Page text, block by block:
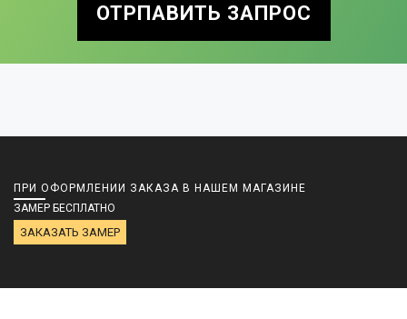
ОТРПАВИТЬ ЗАПРОС
ПРИ ОФОРМЛЕНИИ ЗАКАЗА В НАШЕМ МАГАЗИНЕ
ЗАМЕР БЕСПЛАТНО
ЗАКАЗАТЬ ЗАМЕР